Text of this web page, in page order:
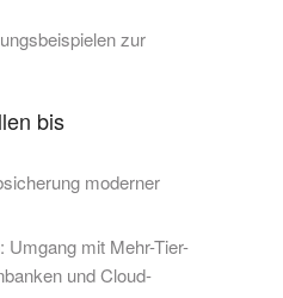
zur
bis
moderner
Umgang mit Mehr-Tier-
und Cloud-